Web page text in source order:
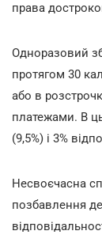
права
Одноразовий
протягом 30
або в
платежами. В
(9,5%) і 3%
Несвоєчасна
позбавлення